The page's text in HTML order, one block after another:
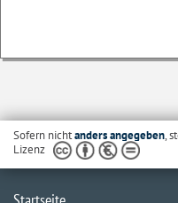
Sofern nichtanders angegeben,
Lizenz